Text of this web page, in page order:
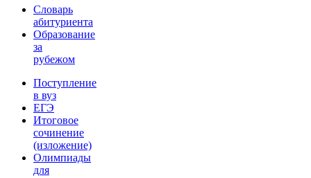
Словарь
абитуриента
Образование
за
рубежом
Поступление
в вуз
ЕГЭ
Итоговое
сочинение
(изложение)
Олимпиады
для